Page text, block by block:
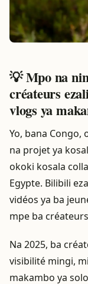
💡 Mpo na
créateurs
vlogs ya
Yo, bana Congo,
na projet ya
okoki kosala
Egypte. Bilibili
vidéos ya ba
mpe ba
Na 2025, ba
visibilité mingi,
makambo ya